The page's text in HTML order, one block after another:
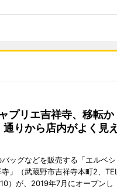
プリエ吉祥寺、移転か
りから店内がよく見え
ッグなどを販売する「エルベシ
」（武蔵野市吉祥寺本町2、TEL
）が、2019年7月にオープンし